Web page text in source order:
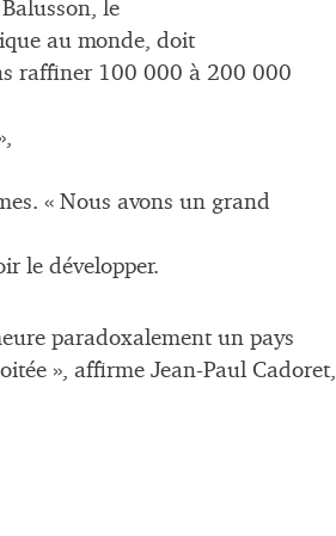
le
au monde, doit
raffiner 100 000 à 200 000
« Nous avons un grand
le développer.
paradoxalement un pays
», affirme Jean-Paul Cadoret,